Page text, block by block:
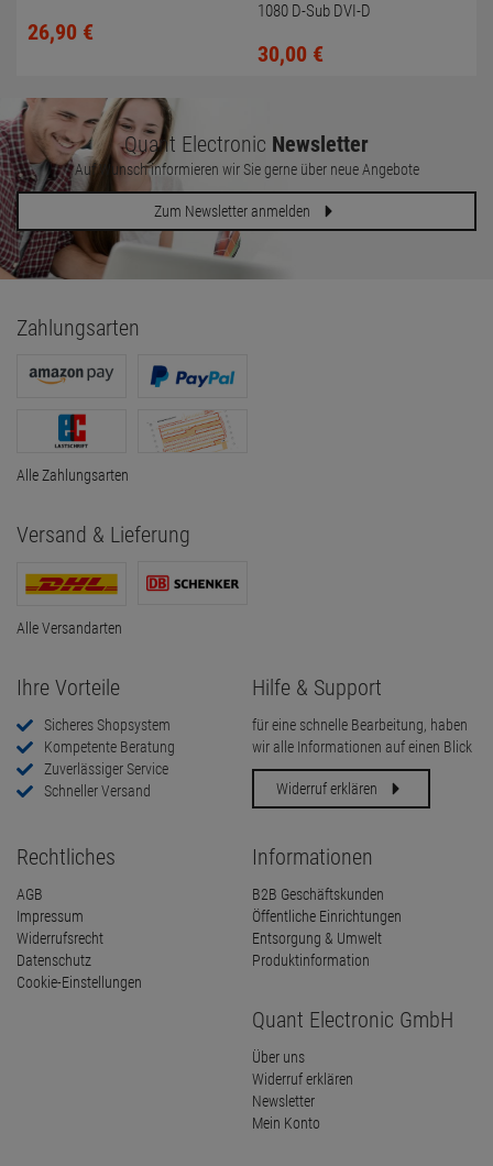
26,90 €
1080 D-Sub DVI-D
Backlight
30,00 €
Quant Electronic Newsletter
Auf Wunsch informieren wir Sie gerne über neue Angebote
Zum Newsletter anmelden
Zahlungsarten
Alle Zahlungsarten
Versand & Lieferung
Alle Versandarten
Ihre Vorteile
Sicheres Shopsystem
Kompetente Beratung
Zuverlässiger Service
Schneller Versand
Hilfe & Support
für eine schnelle Bearbeitung, haben
wir alle Informationen auf einen Blick
Widerruf erklären
Rechtliches
AGB
Impressum
Widerrufsrecht
Datenschutz
Cookie-Einstellungen
Informationen
B2B Geschäftskunden
Öffentliche Einrichtungen
Entsorgung & Umwelt
Produktinformation
Quant Electronic GmbH
Über uns
Widerruf erklären
Newsletter
Mein Konto